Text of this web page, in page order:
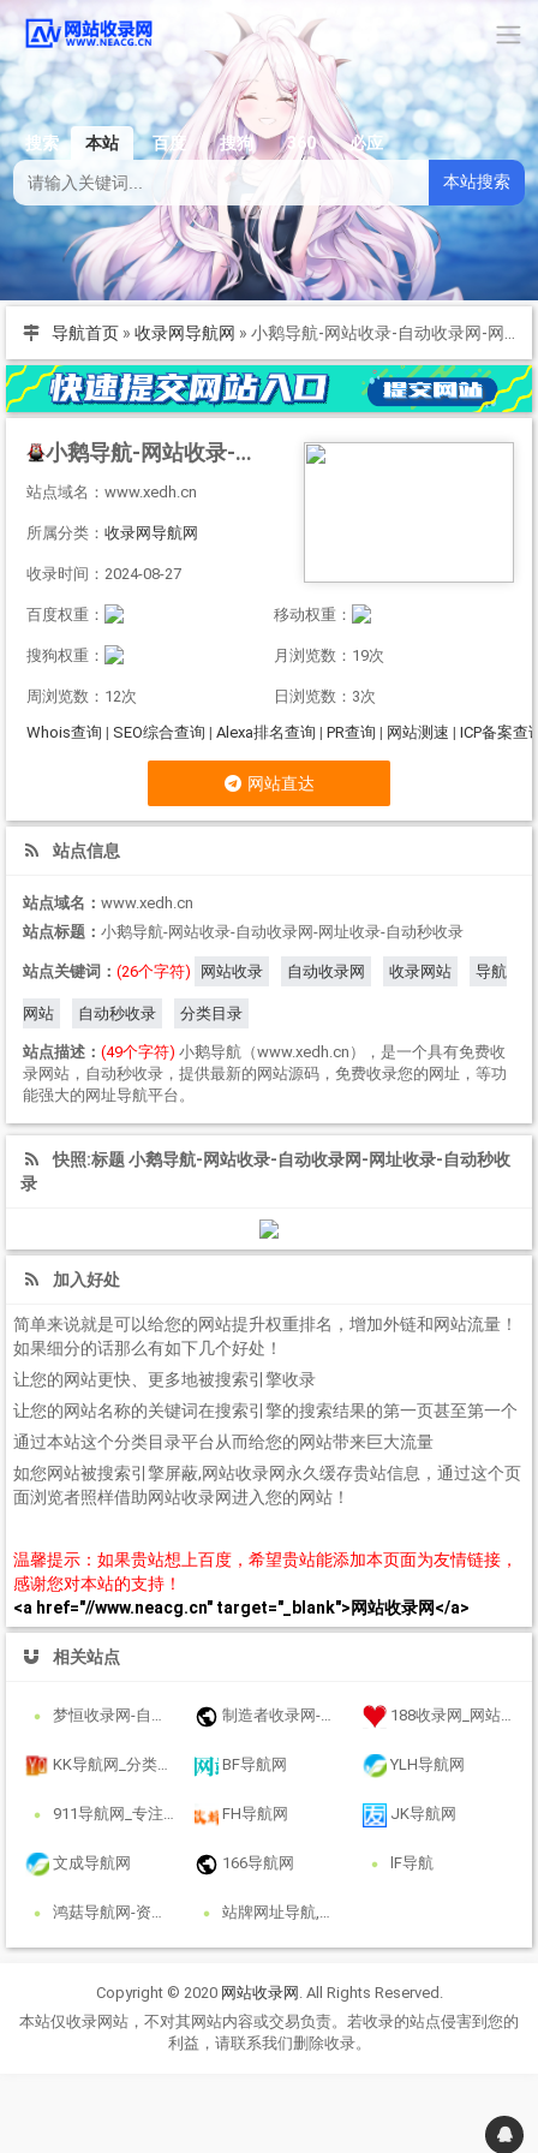
搜索 本站 百度 搜狗 360
必应
本站搜索
导航首页 » 收录网导航网 »
小鹅导航-网站收录-自动收录网-网址收录-自动秒收录
站点域名：www.xedh.cn
所属分类： 收录网导航网
收录时间：2024-08-27
百度权重： 移动权重：
搜狗权重： 月浏览数：19次
周浏览数：12次
日浏览数：3次
Whois查询 | SEO综合查询 | Alexa排名查询 | PR查询 | 网站测速 | ICP备案查
网站直达
站点信息
站点域名： www.xedh.cn
站点标题： 小鹅导航-网站收录-自动收录网-网址收录-自动秒收录
站点关键词： (26个字符) 网站收录 自动收录网 收录网站 导航
网站 自动秒收录 分类目录
站点描述： (49个字符) 小鹅导航（www.xedh.cn），是一个具有免费收
录网站，自动秒收录，提供最新的网站源码，免费收录您的网址，等功
能强大的网址导航平台。
快照:标题 小鹅导航-网站收录-自动收录网-网址收录-自动秒收
录
加入好处
简单来说就是可以给您的网站提升权重排名，增加外链和网站流量！
如果细分的话那么有如下几个好处！
让您的网站更快、更多地被搜索引擎收录
让您的网站名称的关键词在搜索引擎的搜索结果的第一页甚至第一个
通过本站这个分类目录平台从而给您的网站带来巨大流量
如您网站被搜索引擎屏蔽,网站收录网永久缓存贵站信息，通过这个页
面浏览者照样借助网站收录网进入您的网站！
温馨提示：如果贵站想上百度，希望贵站能添加本页面为友情链接，
感谢您对本站的支持！
<a href="//www.neacg.cn" target="_blank">网站收录网</a>
相关站点
梦恒收录网-自动链接-友情链接网 制造者收录网-收录优秀网址-自动秒收录 188收录网_网站收录-友情链接交换-网址收录-自动秒收录
KK导航网_分类目录_收录精选的导航网站 BF导航网 YLH导航网
911导航网_专注网址收录研究 FH导航网 JK导航网
文成导航网 166导航网 lF导航
鸿菇导航网-资源网址导航 - 汇集各大资源网 - 优质教程技术网 - 搜集资源就从这里开始 站牌网址导航,提供全面自动秒收录服务，覆盖分类信息和多元导航目录，为您快速定位所需资源。
Copyright © 2020 网站收录网 . All Rights Reserved.
本站仅收录网站，不对其网站内容或交易负责。若收录的站点侵害到您的
利益，请联系我们删除收录。